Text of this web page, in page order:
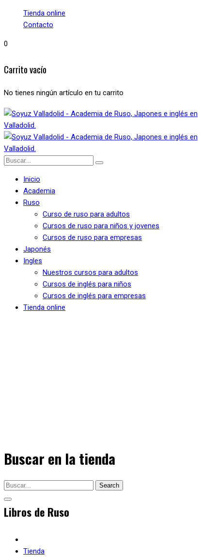
Tienda online
Contacto
0
Carrito vacío
No tienes ningún artículo en tu carrito
Inicio
Academia
Ruso
Curso de ruso para adultos
Cursos de ruso para niños y jovenes
Cursos de ruso para empresas
Japonés
Ingles
Nuestros cursos para adultos
Cursos de inglés para niños
Cursos de inglés para empresas
Tienda online
Buscar en la tienda
Search
Tienda